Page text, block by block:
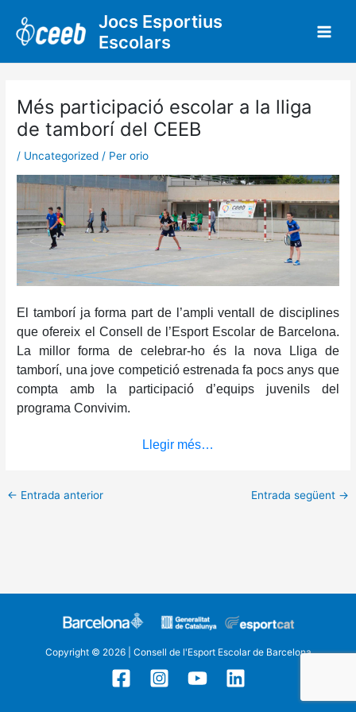
contingut
Jocs Esportius
Escolars
Més participació escolar a la lliga
de tamborí del CEEB
/ Uncategorized / Per orio
El tamborí ja forma part de l’ampli ventall de disciplines
que ofereix el Consell de l’Esport Escolar de Barcelona.
La millor forma de celebrar-ho és la nova Lliga de
tamborí, una jove competició estrenada fa pocs anys que
compta amb la participació d’equips juvenils del
programa Convivim.
Llegir més…
← Entrada anterior Entrada següent →
Copyright © 2026 | Consell de l'Esport Escolar de Barcelona